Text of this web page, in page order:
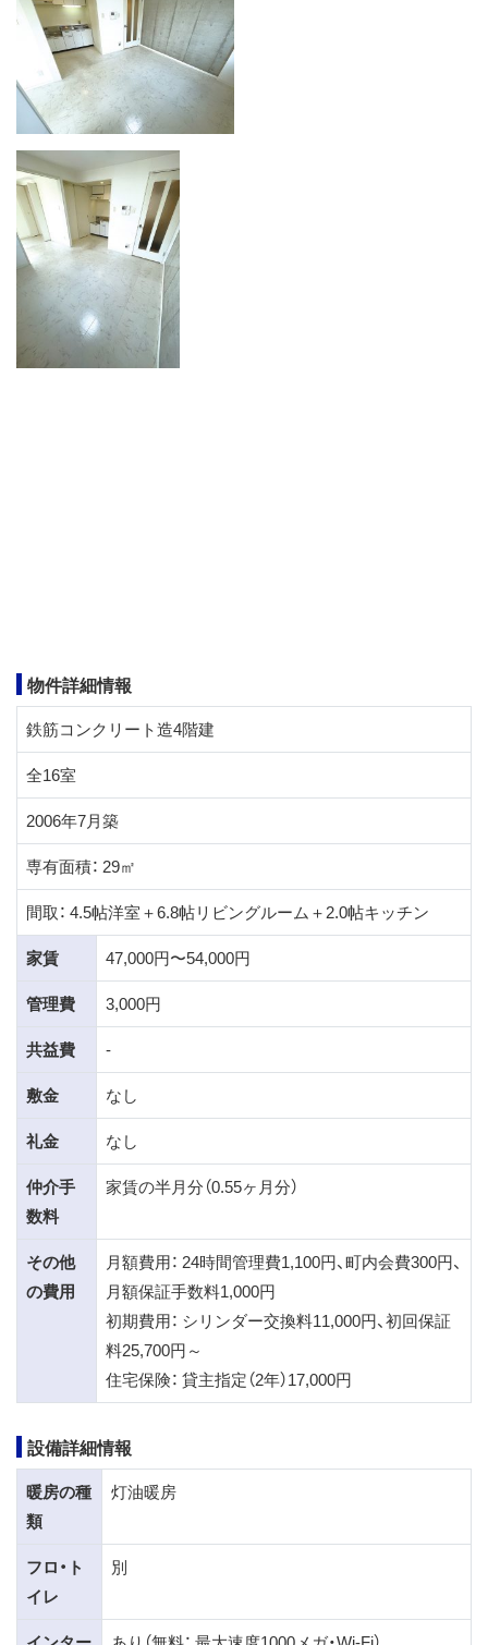
物件詳細情報
鉄筋コンクリート造4階建
全16室
2006年7月築
専有面積： 29㎡
間取： 4.5帖洋室＋6.8帖リビングルーム＋2.0帖キッチン
家賃
47,000円〜54,000円
管理費
3,000円
共益費
-
敷金
なし
礼金
なし
仲介手
数料
家賃の半月分（0.55ヶ月分）
その他
の費用
月額費用： 24時間管理費1,100円、町内会費300円、
月額保証手数料1,000円
初期費用： シリンダー交換料11,000円、初回保証
料25,700円～
住宅保険： 貸主指定（2年）17,000円
設備詳細情報
暖房の種
類
灯油暖房
フロ・ト
イレ
別